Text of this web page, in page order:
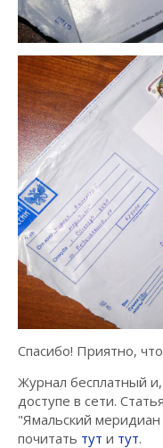
Спасибо! Приятно,
Журнал бесплатный
доступе в сети.
"Ямальский
почитать тут и тут.